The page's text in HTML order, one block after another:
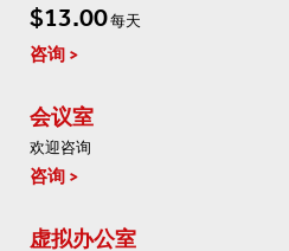
$13.00每天
咨询
会议室
欢迎咨询
咨询
虚拟办公室